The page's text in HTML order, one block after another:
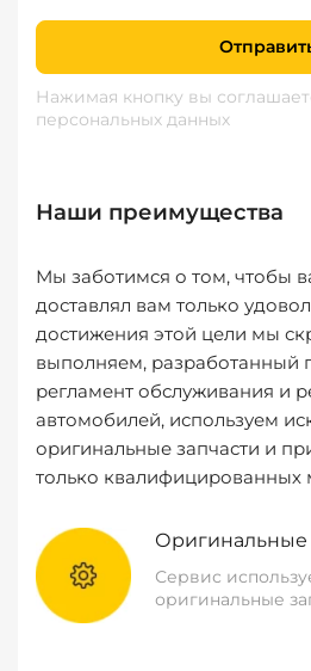
Нажимая кнопку вы
персональных данных
Наши преимущества
Мы заботимся о том, чтобы
доставлял вам только
достижения этой цели мы
выполняем, разработанный
регламент обслуживания и
автомобилей, используем
оригинальные запчасти и
только квалифицированных
Оригинальные
Сервис
оригинальные